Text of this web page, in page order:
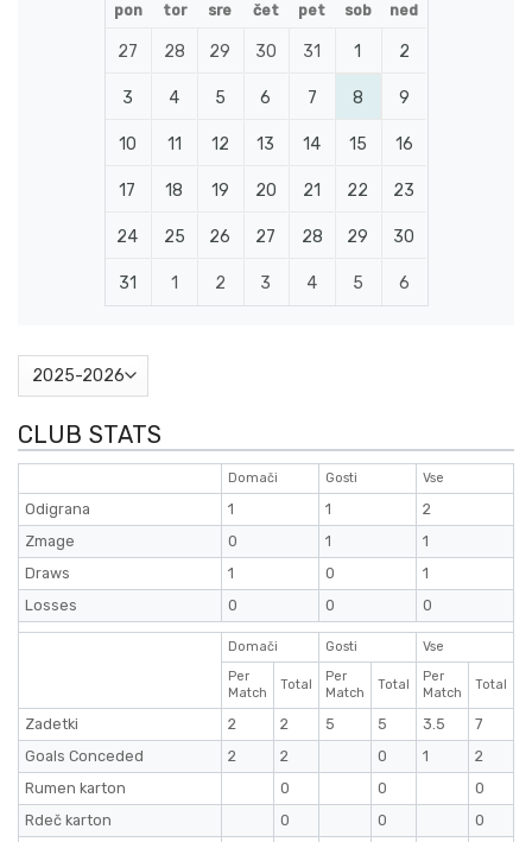
pon tor sre čet pet sob ned
27 28 29 30 31 1 2
3 4 5 6 7 8 9
10 11 12 13 14 15 16
17 18 19 20 21 22 23
24 25 26 27 28 29 30
31 1 2 3 4 5 6
CLUB STATS
Domači Gosti Vse
Odigrana 1 1
2
Zmage
0 1
1
Draws
1 0
1
Losses
0 0 0
Domači Gosti
Vse
Per
Match
Total
Per
Match
Total
Per
Match
Total
Zadetki 2 2 5 5 3.5
7
Goals Conceded
2 2 0 1
2
Rumen karton
0 0
0
Rdeč karton
0 0
0